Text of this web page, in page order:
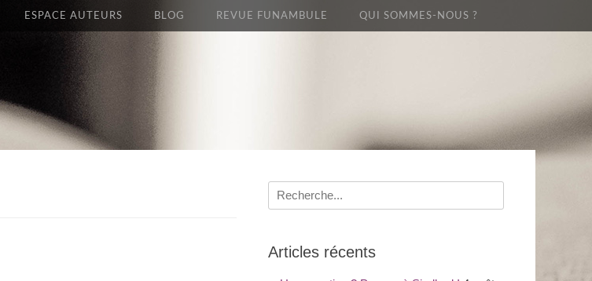
ESPACE AUTEURS BLOG REVUE FUNAMBULE QUI SOMMES-NOUS ?
Recherche
pour
Articles récents